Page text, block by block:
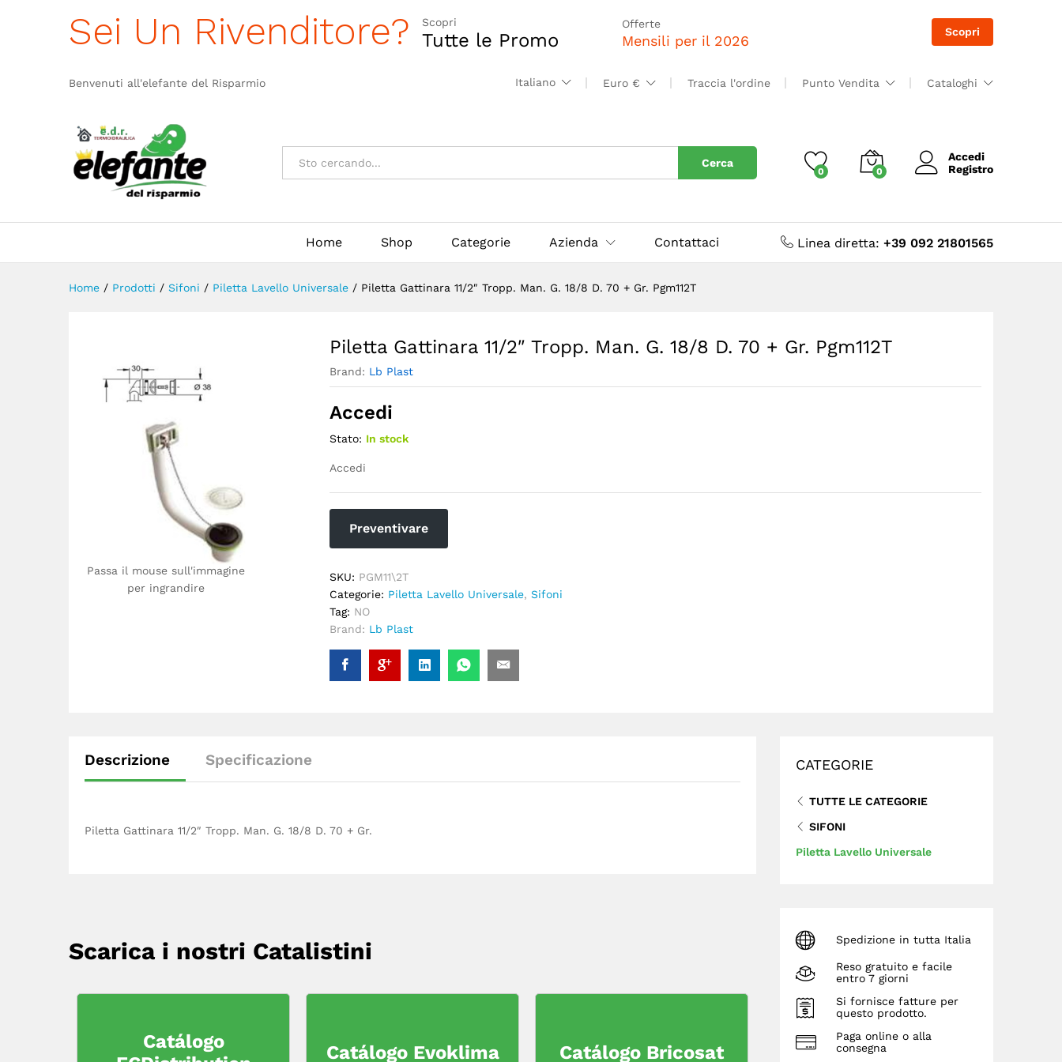
Sei Un Rivenditore? Scopri
Tutte le Promo
Offerte
Mensili per il 2026
Scopri
Benvenuti all'elefante del Risparmio Italiano Euro € Traccia l'ordine Punto Vendita Cataloghi
Categorie Cerca
0 0
Accedi
Registro
Home Shop Categorie Azienda Contattaci Linea diretta: +39 092 21801565
Home / Prodotti / Sifoni / Piletta Lavello Universale / Piletta Gattinara 11/2″ Tropp. Man. G. 18/8 D. 70 + Gr. Pgm112T
Passa il mouse sull'immagine
per ingrandire
Piletta Gattinara 11/2″ Tropp. Man. G. 18/8 D. 70 + Gr. Pgm112T
Brand: Lb Plast
Accedi
Stato: In stock
Accedi
Preventivare
SKU: PGM11\2T
Categorie: Piletta Lavello Universale, Sifoni
Tag: NO
Brand: Lb Plast
Descrizione Specificazione
Piletta Gattinara 11/2″ Tropp. Man. G. 18/8 D. 70 + Gr.
Scarica i nostri Catalistini
Catálogo
Catálogo Evoklima Catálogo Bricosat
CATEGORIE
TUTTE LE CATEGORIE
SIFONI
Piletta Lavello Universale
Spedizione in tutta Italia
Reso gratuito e facile
entro 7 giorni
Si fornisce fatture per
questo prodotto.
Paga online o alla
consegna
Descrizione Specificazione